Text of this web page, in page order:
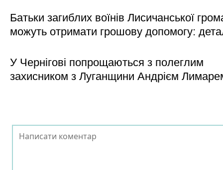
Батьки загиблих воїнів Лисичанської
можуть отримати грошову допомогу:
У Чернігові попрощаються з полеглим
захисником з Луганщини Андрієм